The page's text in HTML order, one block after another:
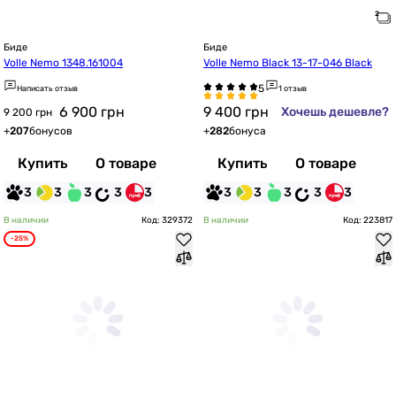
Биде
Volle Nemo 1348.161004
Написать отзыв
9 200 грн 6 900 грн
+207бонусов
Купить О товаре
3 3 3 3 3
Биде
Volle Nemo Black 13-17-046 Black
1 отзыв
9 400 грн Хочешь дешевле?
+282бонуса
Купить О товаре
3 3 3 3 3
В наличии Код: 329372
-25%
В наличии Код: 223817